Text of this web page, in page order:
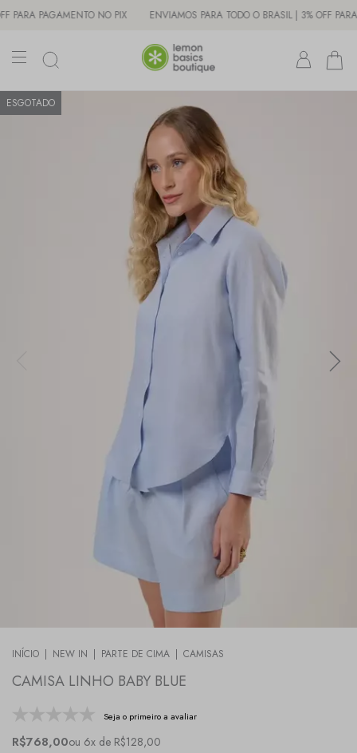
PAGAMENTO NO PIX ENVIAMOS PARA TODO O BRASIL | 3% OFF PARA
ESGOTADO
INÍCIO | NEW IN | PARTE DE CIMA | CAMISAS
CAMISA LINHO BABY BLUE
Seja o primeiro a avaliar
R$768,00ou 6x de R$128,00